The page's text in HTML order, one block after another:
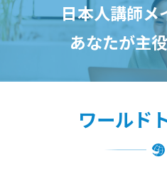
日本人講師メ
あなたが主
ワールド